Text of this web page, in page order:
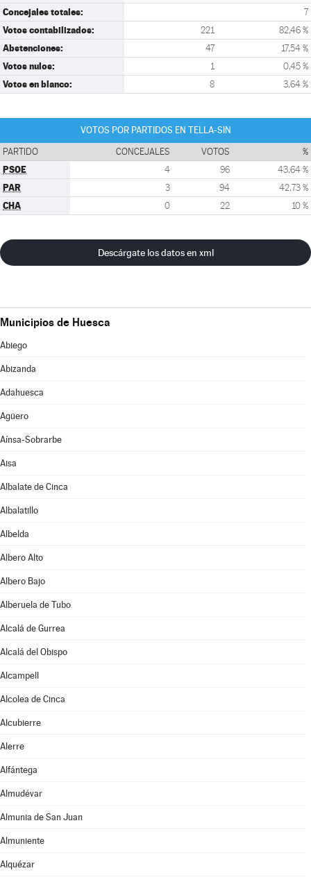
Concejales totales: 7
Votos contabilizados: 221 82,46 %
Abstenciones: 47 17,54 %
Votos nulos: 1 0,45 %
Votos en blanco: 8 3,64 %
VOTOS POR PARTIDOS EN TELLA-SIN
PARTIDO CONCEJALES VOTOS %
PSOE 4 96 43,64 %
PAR 3 94 42,73 %
CHA 0 22 10 %
Descárgate los datos en xml
Municipios de Huesca
Abiego
Abizanda
Adahuesca
Agüero
Aínsa-Sobrarbe
Aisa
Albalate de Cinca
Albalatillo
Albelda
Albero Alto
Albero Bajo
Alberuela de Tubo
Alcalá de Gurrea
Alcalá del Obispo
Alcampell
Alcolea de Cinca
Alcubierre
Alerre
Alfántega
Almudévar
Almunia de San Juan
Almuniente
Alquézar